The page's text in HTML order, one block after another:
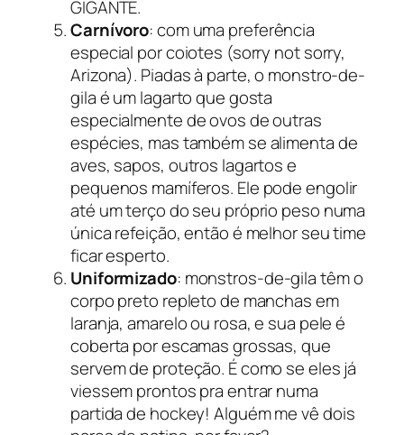
GIGANTE.
Carnívoro: com uma preferência
especial por coiotes (sorry not sorry,
Arizona). Piadas à parte, o monstro-de-
gila é um lagarto que gosta
especialmente de ovos de outras
espécies, mas também se alimenta de
aves, sapos, outros lagartos e
pequenos mamíferos. Ele pode engolir
até um terço do seu próprio peso numa
única refeição, então é melhor seu time
ficar esperto.
Uniformizado: monstros-de-gila têm o
corpo preto repleto de manchas em
laranja, amarelo ou rosa, e sua pele é
coberta por escamas grossas, que
servem de proteção. É como se eles já
viessem prontos pra entrar numa
partida de hockey! Alguém me vê dois